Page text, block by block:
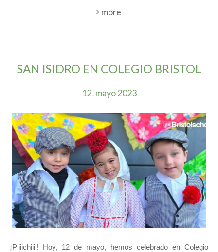
more
SAN ISIDRO EN COLEGIO BRISTOL
12. mayo2023
¡Piiiichiiii! Hoy, 12 de mayo, hemos celebrado en Colegio